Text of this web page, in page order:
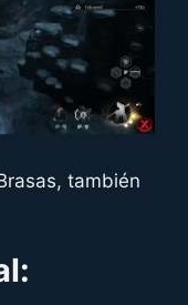
también